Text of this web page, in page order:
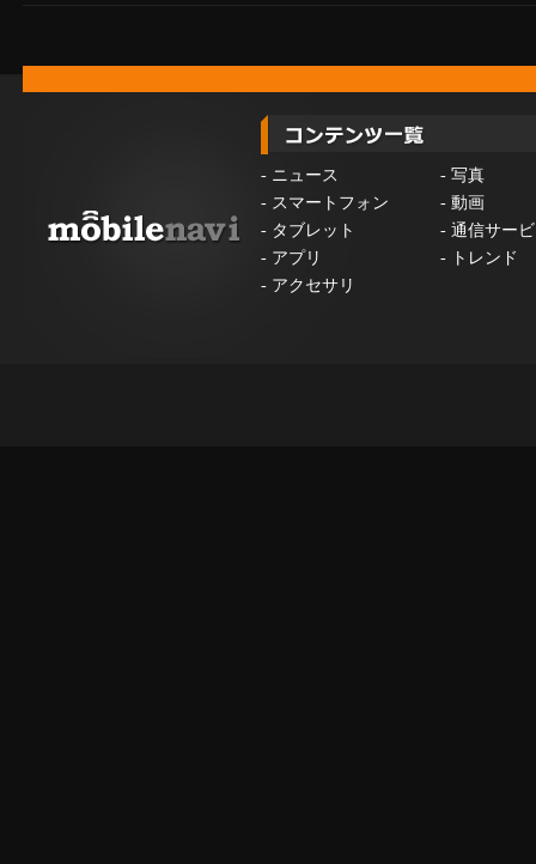
- ニュース - 写真
- スマートフォン - 動画
- タブレット - 通信サー
- アプリ -
トレンド
- アクセサリ